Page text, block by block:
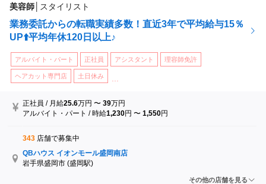
美容師 スタイリスト
業務委託からの転職実績多数！直近3年で平均給与15％
UP⬆️平均年休120日以上♪
アルバイト・パート 正社員 アシスタント 理容師免許
ヘアカット専門店 土日休み
正社員 / 月給25.6万円 〜39万円
アルバイト・パート /時給1,230円 〜1,550円
343 店舗で募集中
QBハウス イオンモール盛岡南店
岩手県盛岡市 (盛岡駅)
その他の店舗を見る